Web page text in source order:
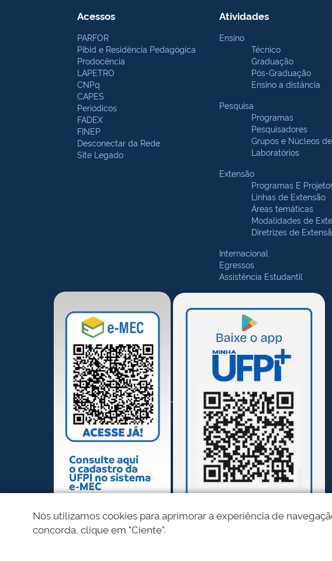
Acessos
PARFOR
Pibid e Residência Pedagógica
Prodocência
LAPETRO
CNPq
CAPES
Periódicos
FADEX
FINEP
Desconectar da Rede
Site Legado
Atividades
Ensino
Técnico
Graduação
Pós-Graduação
Ensino a distância
Pesquisa
Programas
Pesquisadores
Grupos e Núcleos
Laboratórios
Extensão
Programas E
Linhas de Extensão
Áreas temáticas
Modalidades de
Diretrizes de
Internacional
Egressos
Assistência Estudantil
Nós utilizamos cookies para aprimorar a experiência de
concorda, clique em "Ciente".